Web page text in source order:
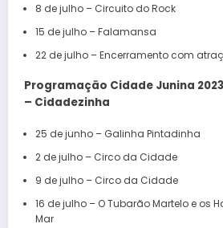
8 de julho – Circuito do Rock
15 de julho – Falamansa
22 de julho – Encerramento com
Programação Cidade Junina
– Cidadezinha
25 de junho – Galinha Pintadinha
2 de julho – Circo da Cidade
9 de julho – Circo da Cidade
16 de julho – O Tubarão Martelo e os
Mar